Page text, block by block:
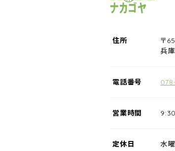
住所
〒
兵
電話番号
営業時間 9:30
定休日 水